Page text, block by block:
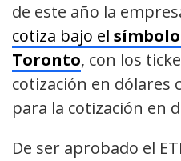
de este año la
cotiza bajo el símbolo
Toronto, con los
cotización en dólares
para la cotización en
De ser aprobado el